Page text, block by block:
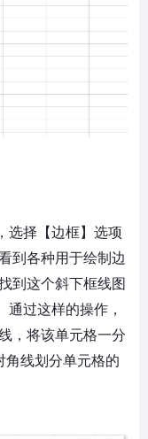
选择【边框】选项
到各种用于绘制边
到这个斜下框线图
通过这样的操作，
，将该单元格一分
线划分单元格的